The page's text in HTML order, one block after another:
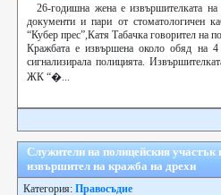
26-годишна жена е извършителката
документи и пари от стоматологичен
“Кубер прес”,Катя Табачка говорител на
Кражбата е извършена около обяд на
сигнализирала полицията.
ЖК “�...
Служители на полицейския участък
извършител на кражба на дрехи
Категория: Правосъдие